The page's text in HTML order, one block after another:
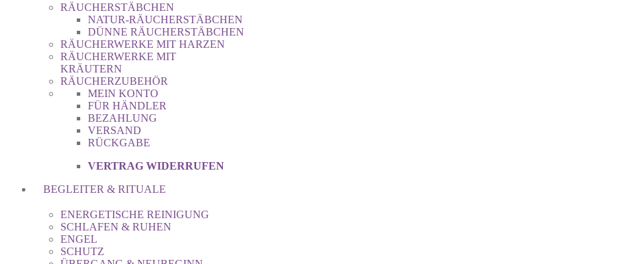
RÄUCHERSTÄBCHEN
NATUR-RÄUCHERSTÄBCHEN
DÜNNE RÄUCHERSTÄBCHEN
RÄUCHERWERKE MIT HARZEN
RÄUCHERWERKE MIT
KRÄUTERN
RÄUCHERZUBEHÖR
MEIN KONTO
FÜR HÄNDLER
BEZAHLUNG
VERSAND
RÜCKGABE
VERTRAG WIDERRUFEN
BEGLEITER & RITUALE
ENERGETISCHE REINIGUNG
SCHLAFEN & RUHEN
ENGEL
SCHUTZ